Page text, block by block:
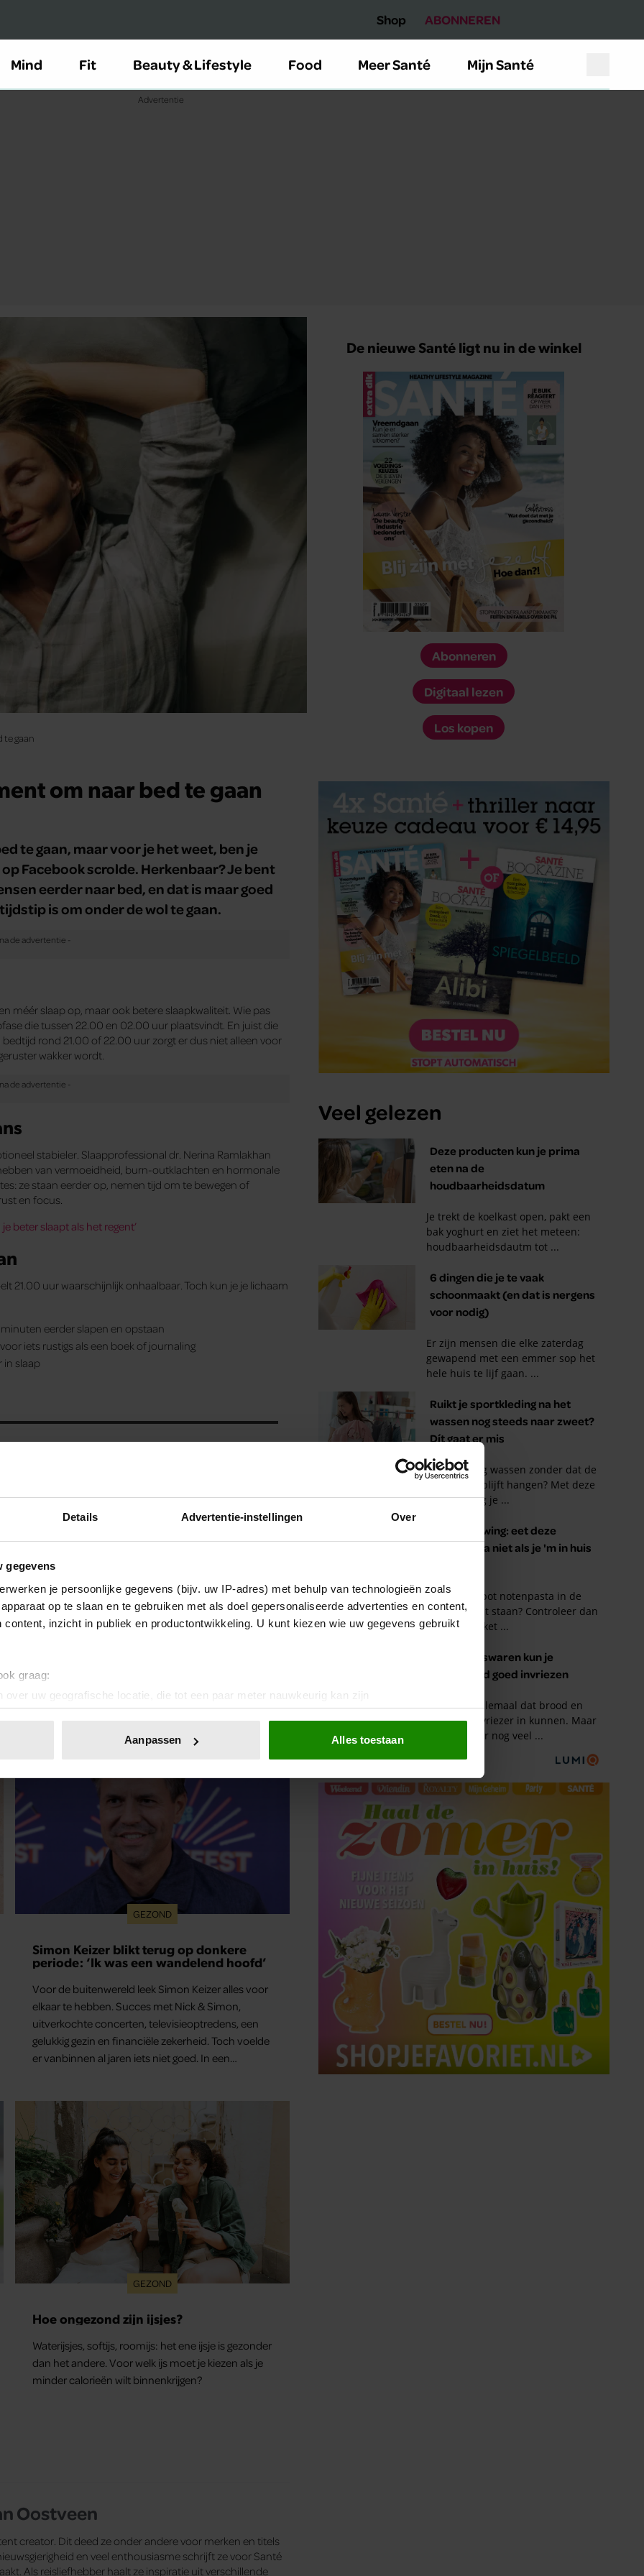
Details Advertentie-instellingen Over
gegevens
je persoonlijke gegevens (bijv. uw IP-adres) met behulp van technologieën zoals
op te slaan en te gebruiken met als doel gepersonaliseerde advertenties en content,
content, inzicht in publiek en productontwikkeling. U kunt kiezen wie uw gegevens gebruikt
graag:
over uw geografische locatie, die tot een paar meter nauwkeurig kan zijn
door het actief te scannen op specifieke eigenschappen (fingerprinting)
of intrekken in de Cookieverklaring.
en advertenties te personaliseren, om functies voor social media te bieden en om ons
Ook delen we informatie over uw gebruik van onze site met onze partners voor social
Deze partners kunnen deze gegevens combineren met andere informatie die u aan ze heeft
op basis van uw gebruik van hun services. U gaat akkoord met onze cookies als u
Aanpassen Alles toestaan
Shop ABONNEREN
Mind Fit Beauty & Lifestyle Food Meer Santé Mijn Santé
gaan
om naar bed te gaan
te gaan, maar voor je het weet, ben je
Facebook scrolde. Herkenbaar? Je bent
eerder naar bed, en dat is maar goed
is om onder de wol te gaan.
méér slaap op, maar ook betere slaapkwaliteit. Wie pas
die tussen 22.00 en 02.00 uur plaatsvindt. En juist die
rond 21.00 of 22.00 uur zorgt er dus niet alleen voor
wakker wordt.
stabieler. Slaapprofessional dr. Nerina Ramlakhan
van vermoeidheid, burn-outklachten en hormonale
ze staan eerder op, nemen tijd om te bewegen of
en focus.
beter slaapt als het regent’
21.00 uur waarschijnlijk onhaalbaar. Toch kun je je lichaam
minuten eerder slapen en opstaan
iets rustigs als een boek of journaling
in slaap
Deze producten kun je beter als huismerk
GEZOND
Simon Keizer blikt terug op donkere
periode: ‘Ik was een wandelend hoofd’
Voor de buitenwereld leek Simon Keizer alles voor
elkaar te hebben. Succes met Nick & Simon,
uitverkochte concerten, televisieoptredens, een
gelukkig gezin en financiële zekerheid. Toch voelde
er vanbinnen al jaren iets niet goed. In een
steeds verder van zijn gevoel verwijderd raakte.
GEZOND
Hoe ongezond zijn ijsjes?
Waterijsjes, softijs, roomijs: het ene ijsje is gezonder
dan het andere. Voor welk ijs moet je kiezen als je
minder calorieën wilt binnenkrijgen?
Oostveen
creator. Dit deed ze onder andere voor merken en titels
en veel enthousiasme schrijft ze voor Santé
Als reisliefhebber haalt ze inspiratie uit verschillende
De nieuwe Santé ligt nu in de winkel
Abonneren
Digitaal lezen
Los kopen